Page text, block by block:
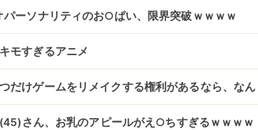
パーソナリティのお○ぱい、限界突破ｗｗｗｗ
モすぎるアニメ
だけゲームをリメイクする権利があるなら、なん
(45)さん、お乳のアピールがえ○ちすぎるｗｗｗｗ